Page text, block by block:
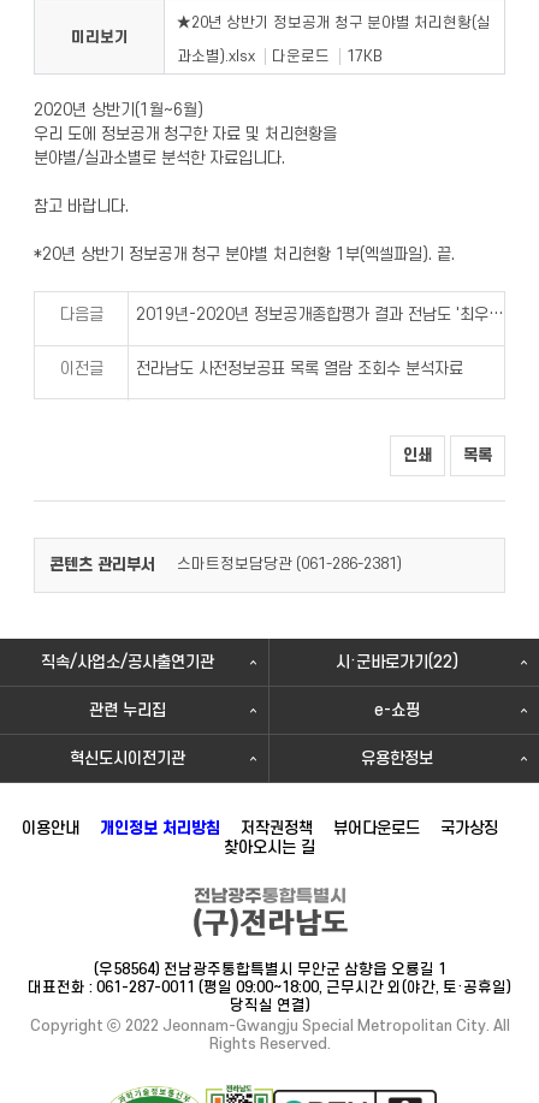
★20년 상반기 정보공개 청구 분야별 처리현황(실
과소별).xlsx
다운로드 17KB
미리보기
2020년 상반기(1월~6월)
우리 도에 정보공개 청구한 자료 및 처리현황을
분야별/실과소별로 분석한 자료입니다.
참고 바랍니다.
*20년 상반기 정보공개 청구 분야별 처리현황 1부(엑셀파일). 끝.
다음글 2019년-2020년 정보공개종합평가 결과 전남도 '최우수 기관' 선정
이전글 전라남도 사전정보공표 목록 열람 조회수 분석자료
인쇄 목록
콘텐츠 관리부서 스마트정보담당관 (061-286-2381 )
직속/사업소/공사출연기관 시·군바로가기(22)
관련 누리집 e-쇼핑
혁신도시이전기관 유용한정보
이용안내 개인정보 처리방침 저작권정책 뷰어다운로드
국가상징
찾아오시는 길
(우58564) 전남광주통합특별시 무안군 삼향읍 오룡길 1
대표전화 : 061-287-0011 (평일 09:00~18:00, 근무시간 외(야간, 토·공휴일)
당직실 연결)
Copyright ⓒ 2022 Jeonnam-Gwangju Special Metropolitan City. All
Rights Reserved.